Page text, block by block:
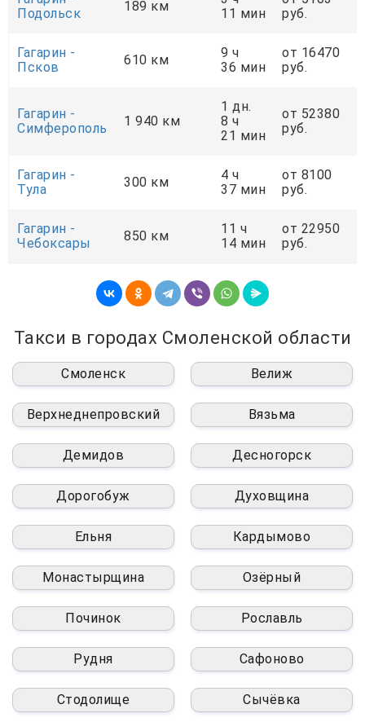
Подольск
189 км
11 мин
руб.
Гагарин -
Псков
610 км
9 ч
36 мин
от 16470
руб.
Гагарин -
Симферополь
1 940 км
1 дн.
8 ч
21 мин
от 52380
руб.
Гагарин -
Тула
300 км
4 ч
37 мин
от 8100
руб.
Гагарин -
Чебоксары
850 км
11 ч
14 мин
от 22950
руб.
Такси в городах Смоленской области
Смоленск Велиж
Верхнеднепровский Вязьма
Демидов Десногорск
Дорогобуж Духовщина
Ельня Кардымово
Монастырщина Озёрный
Починок Рославль
Рудня Сафоново
Стодолище Сычёвка